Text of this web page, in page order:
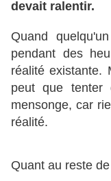
devait ralentir.
Quand
pendant des
réalité existante.
peut que tenter
mensonge, car
réalité.
Quant au reste